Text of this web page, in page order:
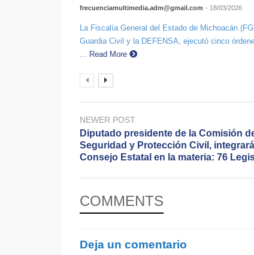
frecuenciamultimedia.adm@gmail.com - 18/03/2026
La Fiscalía General del Estado de Michoacán
Guardia Civil y la DEFENSA, ejecutó cinco
... Read More
NEWER POST
Diputado presidente de la Comisión
Seguridad y Protección Civil, integrará
Consejo Estatal en la materia: 76
COMMENTS
Deja un comentario